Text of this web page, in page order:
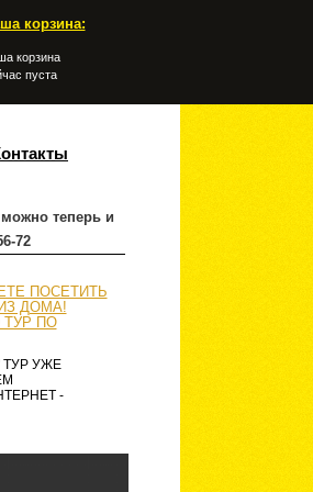
корзина:
корзина
пуста
теперь и
72
ПОСЕТИТЬ
ДОМА!
ТУР ПО
ТУР УЖЕ
-